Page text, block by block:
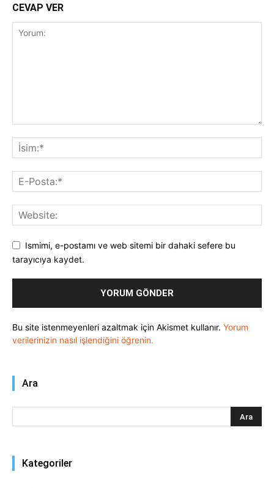
CEVAP VER
Ismimi, e-postamı ve web sitemi bir dahaki sefere bu
tarayıcıya kaydet.
Bu site istenmeyenleri azaltmak için Akismet kullanır. Yorum
verilerinizin nasıl işlendiğini öğrenin.
Ara
Kategoriler